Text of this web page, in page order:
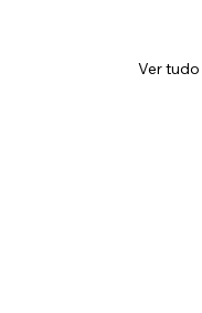
Ver tudo